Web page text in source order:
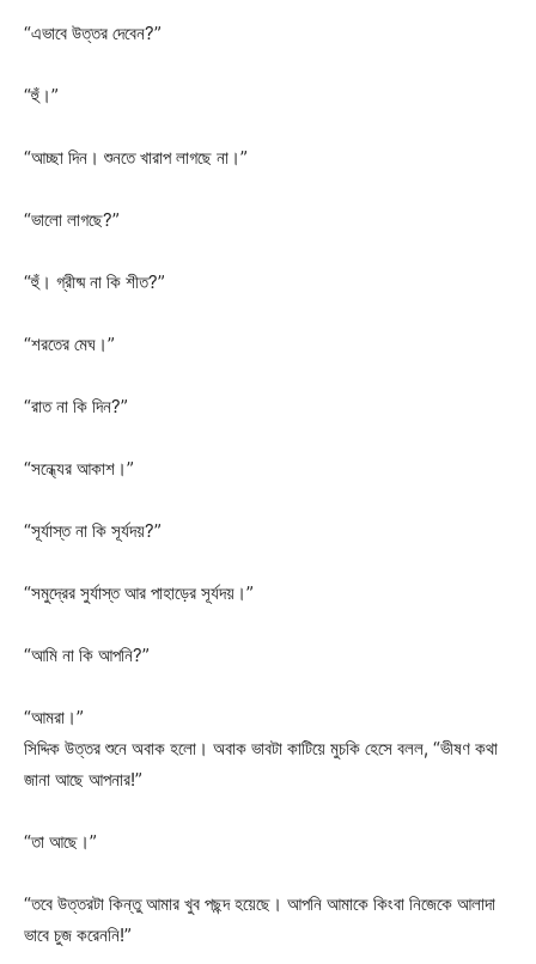
“এভাবে উত্তর দেবেন?”
“হুঁ।”
“আচ্ছা দিন। শুনতে খারাপ লাগছে না।”
“ভালো লাগছে?”
“হুঁ। গ্রীষ্ম না কি শীত?”
“শরতের মেঘ।”
“রাত না কি দিন?”
“সন্ধ্যের আকাশ।”
“সূর্যাস্ত না কি সূর্যদয়?”
“সমুদ্রের সুর্যাস্ত আর পাহাড়ের সূর্যদয়।”
“আমি না কি আপনি?”
“আমরা।”
সিদ্দিক উত্তর শুনে অবাক হলো। অবাক ভাবটা কাটিয়ে মুচকি হেসে বলল, “ভীষণ কথা
জানা আছে আপনার!”
“তা আছে।”
“তবে উত্তরটা কিন্তু আমার খুব পছন্দ হয়েছে। আপনি আমাকে কিংবা নিজেকে আলাদা
ভাবে চুজ করেননি!”